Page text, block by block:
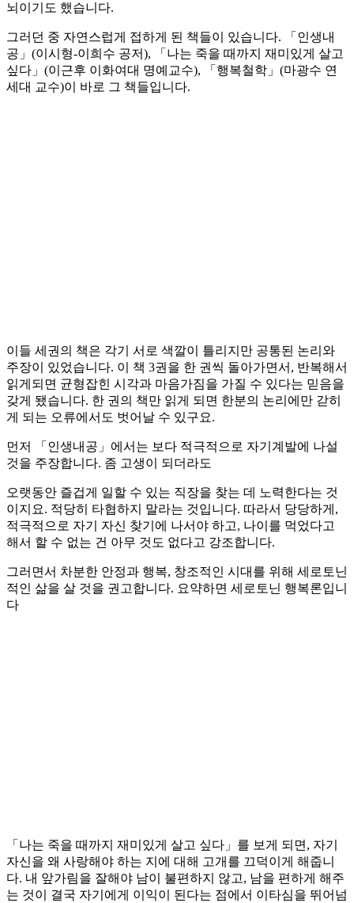
뇌이기도 했습니다.
그러던 중 자연스럽게 접하게 된 책들이 있습니다. 「인생내
공」(이시형-이희수 공저), 「나는 죽을 때까지 재미있게 살고
싶다」(이근후 이화여대 명예교수), 「행복철학」(마광수 연
세대 교수)이 바로 그 책들입니다.
이들 세권의 책은 각기 서로 색깔이 틀리지만 공통된 논리와
주장이 있었습니다. 이 책 3권을 한 권씩 돌아가면서, 반복해서
읽게되면 균형잡힌 시각과 마음가짐을 가질 수 있다는 믿음을
갖게 됐습니다. 한 권의 책만 읽게 되면 한분의 논리에만 갇히
게 되는 오류에서도 벗어날 수 있구요.
먼저 「인생내공」에서는 보다 적극적으로 자기계발에 나설
것을 주장합니다. 좀 고생이 되더라도
오랫동안 즐겁게 일할 수 있는 직장을 찾는 데 노력한다는 것
이지요. 적당히 타협하지 말라는 것입니다. 따라서 당당하게,
적극적으로 자기 자신 찾기에 나서야 하고, 나이를 먹었다고
해서 할 수 없는 건 아무 것도 없다고 강조합니다.
그러면서 차분한 안정과 행복, 창조적인 시대를 위해 세로토닌
적인 삶을 살 것을 권고합니다. 요약하면 세로토닌 행복론입니
다
「나는 죽을 때까지 재미있게 살고 싶다」를 보게 되면, 자기
자신을 왜 사랑해야 하는 지에 대해 고개를 끄덕이게 해줍니
다. 내 앞가림을 잘해야 남이 불편하지 않고, 남을 편하게 해주
는 것이 결국 자기에게 이익이 된다는 점에서 이타심을 뛰어넘